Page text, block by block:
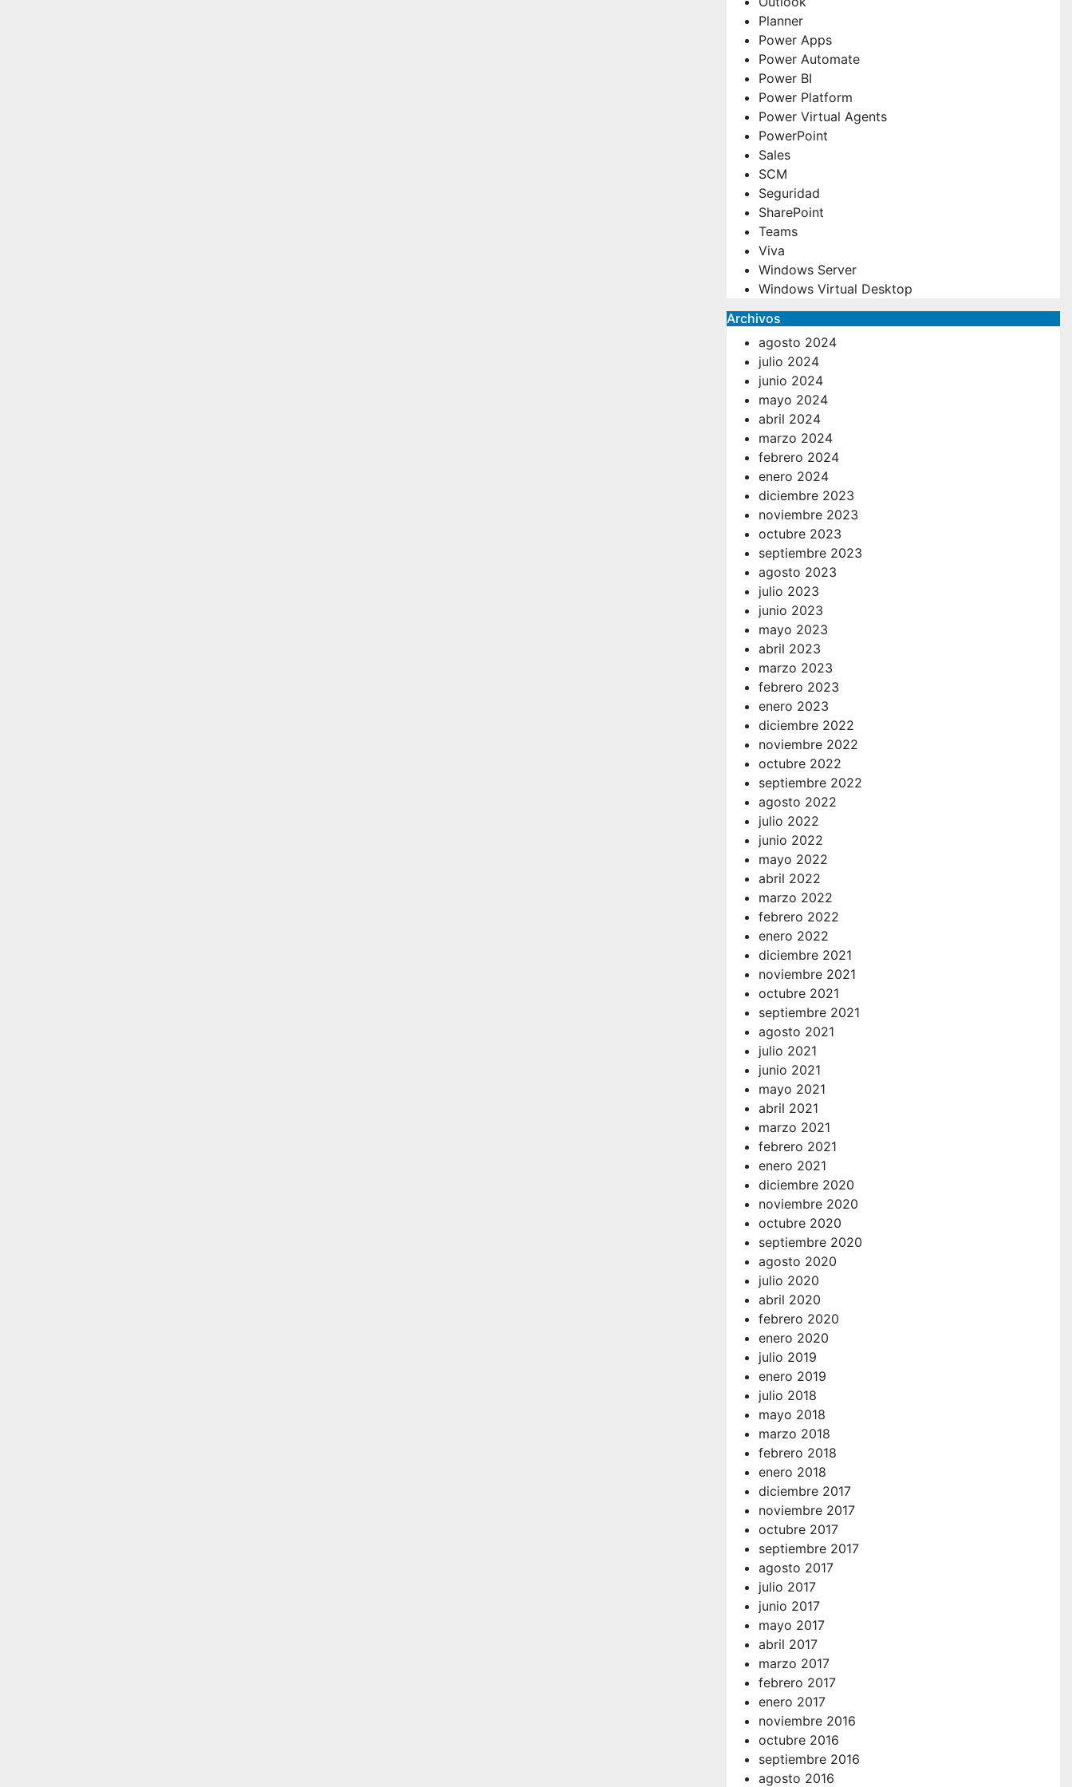
Planner
Power Apps
Power Automate
Power BI
Power Platform
Power Virtual Agents
PowerPoint
Sales
SCM
Seguridad
SharePoint
Teams
Viva
Windows Server
Windows Virtual Desktop
Archivos
agosto 2024
julio 2024
junio 2024
mayo 2024
abril 2024
marzo 2024
febrero 2024
enero 2024
diciembre 2023
noviembre 2023
octubre 2023
septiembre 2023
agosto 2023
julio 2023
junio 2023
mayo 2023
abril 2023
marzo 2023
febrero 2023
enero 2023
diciembre 2022
noviembre 2022
octubre 2022
septiembre 2022
agosto 2022
julio 2022
junio 2022
mayo 2022
abril 2022
marzo 2022
febrero 2022
enero 2022
diciembre 2021
noviembre 2021
octubre 2021
septiembre 2021
agosto 2021
julio 2021
junio 2021
mayo 2021
abril 2021
marzo 2021
febrero 2021
enero 2021
diciembre 2020
noviembre 2020
octubre 2020
septiembre 2020
agosto 2020
julio 2020
abril 2020
febrero 2020
enero 2020
julio 2019
enero 2019
julio 2018
mayo 2018
marzo 2018
febrero 2018
enero 2018
diciembre 2017
noviembre 2017
octubre 2017
septiembre 2017
agosto 2017
julio 2017
junio 2017
mayo 2017
abril 2017
marzo 2017
febrero 2017
enero 2017
noviembre 2016
octubre 2016
septiembre 2016
agosto 2016